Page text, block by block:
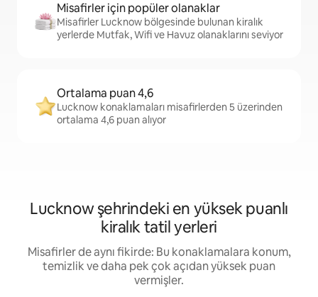
Misafirler için popüler olanaklar
Misafirler Lucknow bölgesinde bulunan kiralık
yerlerde Mutfak, Wifi ve Havuz olanaklarını seviyor
Ortalama puan 4,6
Lucknow konaklamaları misafirlerden 5 üzerinden
ortalama 4,6 puan alıyor
Lucknow şehrindeki en yüksek puanlı
kiralık tatil yerleri
Misafirler de aynı fikirde: Bu konaklamalara konum,
temizlik ve daha pek çok açıdan yüksek puan
vermişler.